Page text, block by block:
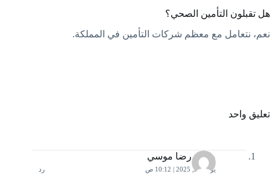
هل تقبلون التأمين الصحي؟
نعم، نتعامل مع معظم شركات التأمين في المملكة.
تعليق واحد
محمد رضا موسي
يونيو 21, 2025 | 10:12 ص رد